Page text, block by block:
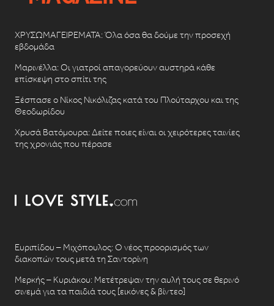
ΧΡΥΣΩΜΑΓΕΙΡΕΜΑΤΑ: Όλα όσα θα δούμε την προσεχή
εβδομάδα
Μαρινέλλα: Οι γιατροί απαγορεύουν αυστηρά κάθε
επίσκεψη στο σπίτι της
Ξέσπασε ο Νίκος Νικόλιζας κατά του Πλούταρχου και της
Θεοδωρίδου
Χρυσά Βατόμουρα: Δείτε ποιες είναι οι χειρότερες ταινίες
της χρονιάς που πέρασε
Ευριπίδου – Μιχόπουλος: Ο νέος προορισμός των
διακοπών τους μετά τη Σαντορίνη
Μερκής – Κυριάκου: Μετέτρεψαν την αυλή τους σε θερινό
σινεμά για τα παιδιά τους [εικόνες & βίντεο]